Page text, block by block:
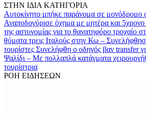
ΣΤΗΝ ΙΔΙΑ ΚΑΤΗΓΟΡΙΑ
Αυτοκίνητο μπήκε παράνομα σε μονόδρομο
Αναποδογύρισε όχημα με μητέρα και 5χρονο
της αστυνομίας για το θανατηφόρο τροχαίο
θύματα τρεις Ιταλούς στην Κω –
τουρίστες Συνελήφθη ο οδηγός βαν transfer
Ψαλίδι – Με πολλαπλά κατάγματα
τουρίστρια
ΡΟΗ ΕΙΔΗΣΕΩΝ